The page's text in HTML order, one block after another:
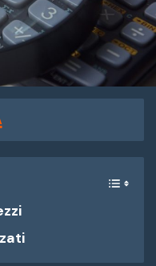
Aumentar
tamaño
fuente.